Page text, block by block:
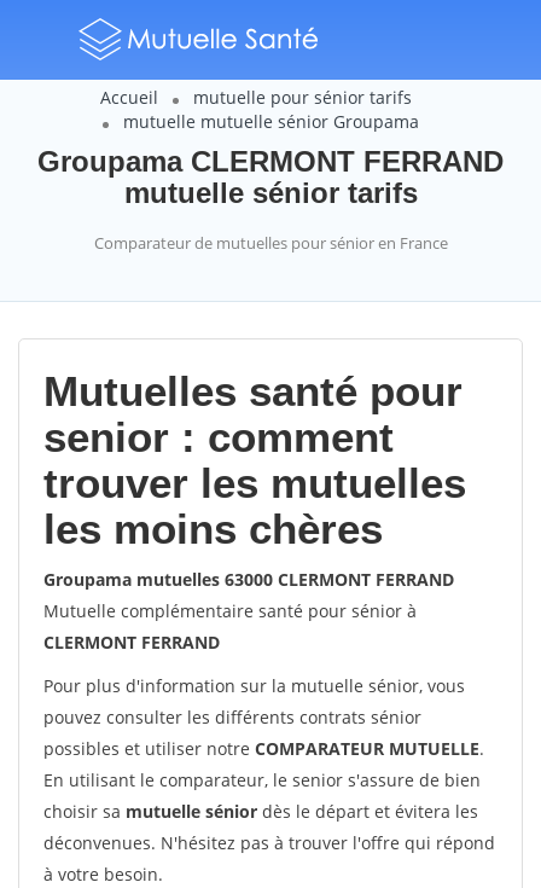
Accueil
mutuelle pour sénior tarifs
mutuelle mutuelle sénior Groupama
Groupama CLERMONT FERRAND
mutuelle sénior tarifs
Comparateur de mutuelles pour sénior en France
Mutuelles santé pour
senior : comment
trouver les mutuelles
les moins chères
Groupama mutuelles 63000 CLERMONT FERRAND
Mutuelle complémentaire santé pour sénior à
CLERMONT FERRAND
Pour plus d'information sur la mutuelle sénior, vous
pouvez consulter les différents contrats sénior
possibles et utiliser notre COMPARATEUR MUTUELLE.
En utilisant le comparateur, le senior s'assure de bien
choisir sa mutuelle sénior dès le départ et évitera les
déconvenues. N'hésitez pas à trouver l'offre qui répond
à votre besoin.